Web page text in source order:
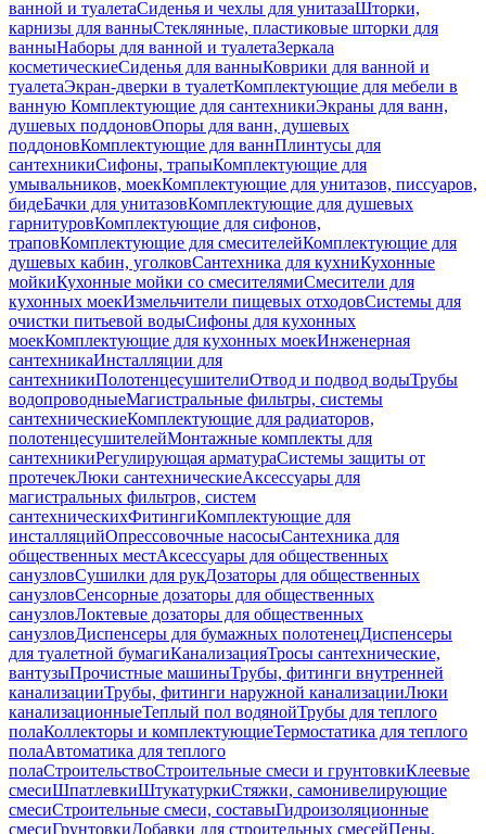
ванной и туалетаСиденья и чехлы для унитазаШторки,
карнизы для ванныСтеклянные, пластиковые шторки для
ванныНаборы для ванной и туалетаЗеркала
косметическиеСиденья для ванныКоврики для ванной и
туалетаЭкран-дверки в туалетКомплектующие для мебели в
ванную Комплектующие для сантехникиЭкраны для ванн,
душевых поддоновОпоры для ванн, душевых
поддоновКомплектующие для ваннПлинтусы для
сантехникиСифоны, трапыКомплектующие для
умывальников, моекКомплектующие для унитазов, писсуаров,
бидеБачки для унитазовКомплектующие для душевых
гарнитуровКомплектующие для сифонов,
траповКомплектующие для смесителейКомплектующие для
душевых кабин, уголковСантехника для кухниКухонные
мойкиКухонные мойки со смесителямиСмесители для
кухонных моекИзмельчители пищевых отходовСистемы для
очистки питьевой водыСифоны для кухонных
моекКомплектующие для кухонных моекИнженерная
сантехникаИнсталляции для
сантехникиПолотенцесушителиОтвод и подвод водыТрубы
водопроводныеМагистральные фильтры, системы
сантехническиеКомплектующие для радиаторов,
полотенцесушителейМонтажные комплекты для
сантехникиРегулирующая арматураСистемы защиты от
протечекЛюки сантехническиеАксессуары для
магистральных фильтров, систем
сантехническихФитингиКомплектующие для
инсталляцийОпрессовочные насосыСантехника для
общественных местАксессуары для общественных
санузловСушилки для рукДозаторы для общественных
санузловСенсорные дозаторы для общественных
санузловЛоктевые дозаторы для общественных
санузловДиспенсеры для бумажных полотенецДиспенсеры
для туалетной бумагиКанализацияТросы сантехнические,
вантузыПрочистные машиныТрубы, фитинги внутренней
канализацииТрубы, фитинги наружной канализацииЛюки
канализационныеТеплый пол водянойТрубы для теплого
полаКоллекторы и комплектующиеТермостатика для теплого
полаАвтоматика для теплого
полаСтроительствоСтроительные смеси и грунтовкиКлеевые
смесиШпатлевкиШтукатуркиСтяжки, самонивелирующие
смесиСтроительные смеси, составыГидроизоляционные
смесиГрунтовкиДобавки для строительных смесейПены,